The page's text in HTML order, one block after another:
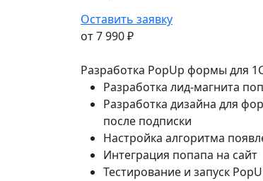
Оставить заявку
от 7 990 ₽
Разработка PopUp формы для
Разработка лид-магнита
Разработка дизайна для
после подписки
Настройка алгоритма
Интеграция попапа на сайт
Тестирование и запуск